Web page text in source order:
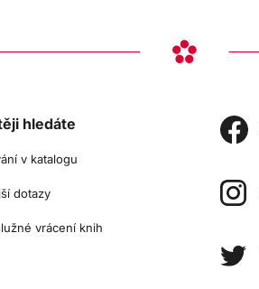
hledáte
v katalogu
dotazy
vrácení knih